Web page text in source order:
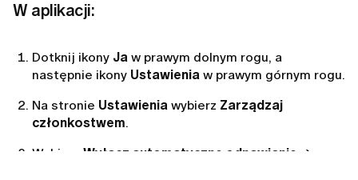
W aplikacji:
Dotknij ikony Ja w prawym dolnym rogu, a
następnie ikony Ustawienia w prawym górnym rogu.
Na stronie Ustawienia wybierz Zarządzaj
członkostwem.
Wybierz Wyłącz automatyczne odnawianie
→